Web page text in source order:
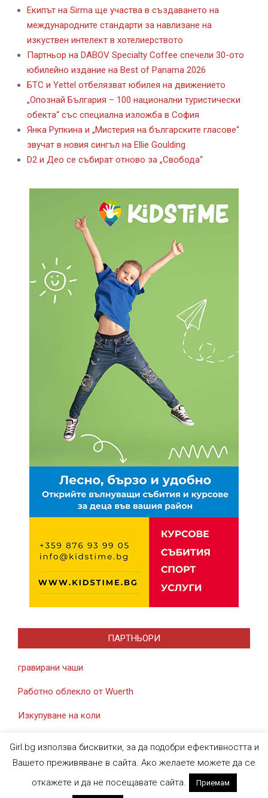
Екипът на Sirma ще участва в създаването на
международните стандарти за навлизане на
изкуствен интелект в хотелиерството
Партньор на DABOV Specialty Coffee спечели 30-ото
юбилейно издание на Best of Panama 2026
БТС и Yettel отбелязват юбилея на движението
„Опознай България – 100 национални туристически
обекта“ със специална изложба в София
Янка Рупкина и „Мистерия на българските гласове“
звучат в новия сингъл на Ellie Goulding
D2 и Део се събират отново за „Свобода“
ПАРТНЬОРИ
гравирани чаши
Работно облекло от Wuerth
Изкупуване на коли
Designed usingMagazine News Byte. Powered byWordPress
Girl.bg използва бисквитки, за да подобри ефективността и
Вашето преживяване в сайта. Ако желаете можете да се
откажете и да не посещавате сайта.
Приемам